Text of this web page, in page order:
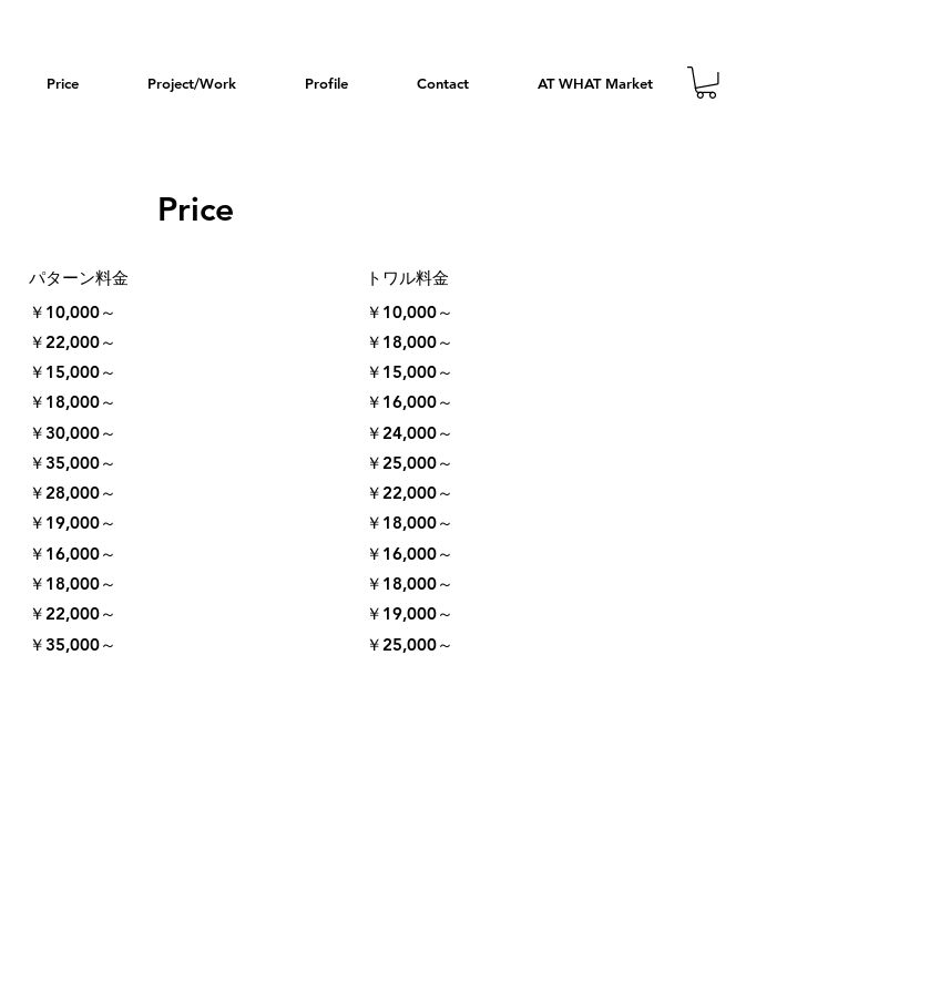
Price Project/Work Profile Contact AT WHAT Market
Price
パターン料金
トワル料金
￥10,000～
￥10,000～
￥22,000～
￥18,000～
￥15,000～
￥15,000～
￥18,000～
￥16,000～
￥30,000～
￥24,000～
￥35,000～
￥25,000～
￥28,000～
￥22,000～
￥19,000～
￥18,000～
￥16,000～
￥16,000～
￥18,000～
￥18,000～
￥22,000～
￥19,000～
￥35,000～
￥25,000～